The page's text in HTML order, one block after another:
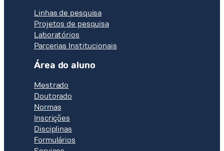
Linhas de pesquisa
Projetos de pesquisa
Laboratórios
Parcerias Institucionais
Área do aluno
Mestrado
Doutorado
Normas
Inscrições
Disciplinas
Formulários